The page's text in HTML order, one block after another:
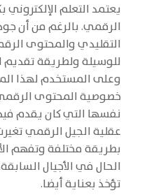
يعتمد التعلم
الرقمي. بالرغم من أن
التقليدي والمحتوى
للوسيلة ولطريقة
وعلى المستخدم لهذا
خصوصية المحتوى الرقمي
نفسها التي كان يقدم
عقلية الجيل الرقمي
بطريقة مختلفة وتفهم
الحال في الأجيال
تؤخذ بعناية أيضا.